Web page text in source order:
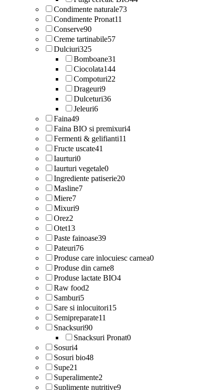
Condimente naturale73
Condimente Pronat11
Conserve90
Creme tartinabile57
Dulciuri325
Bomboane31
Ciocolata144
Compoturi22
Drageuri9
Dulceturi36
Jeleuri6
Faina49
Faina BIO si premixuri4
Fermenti & gelifianti11
Fructe uscate41
Iaurturi0
Iaurturi vegetale0
Ingrediente patiserie20
Masline7
Miere7
Mixuri9
Orez2
Otet13
Paste fainoase39
Pateuri76
Produse care inlocuiesc carnea0
Produse din carne8
Produse lactate BIO4
Raw food2
Samburi5
Sare si inlocuitori15
Semipreparate11
Snacksuri90
Snacksuri Pronat0
Sosuri4
Sosuri bio48
Supe21
Superalimente2
Suplimente nutritive9